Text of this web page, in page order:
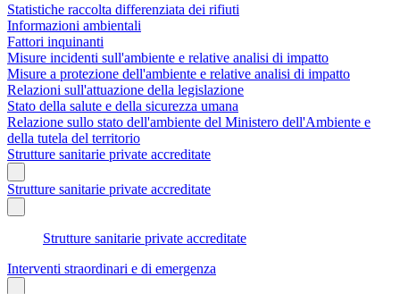
Statistiche raccolta differenziata dei rifiuti
Informazioni ambientali
Fattori inquinanti
Misure incidenti sull'ambiente e relative analisi di impatto
Misure a protezione dell'ambiente e relative analisi di impatto
Relazioni sull'attuazione della legislazione
Stato della salute e della sicurezza umana
Relazione sullo stato dell'ambiente del Ministero dell'Ambiente e
della tutela del territorio
Strutture sanitarie private accreditate
Strutture sanitarie private accreditate
Strutture sanitarie private accreditate
Interventi straordinari e di emergenza